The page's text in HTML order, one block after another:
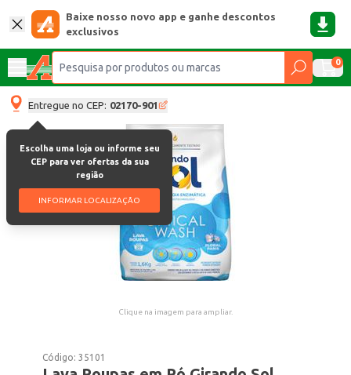
Baixe nosso novo app e ganhe descontos
exclusivos
0
Entregue no CEP: 02170-901
Escolha uma loja ou informe seu
CEP para ver ofertas da sua
região
INFORMAR LOCALIZAÇÃO
Clique na imagem para ampliar.
Código:35101